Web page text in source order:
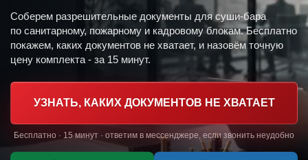
Соберем разрешительные документы для суши-бара
по санитарному, пожарному и кадровому блокам. Бесплатно
покажем, каких документов не хватает, и назовём точную
цену комплекта - за 15 минут.
УЗНАТЬ, КАКИХ ДОКУМЕНТОВ НЕ ХВАТАЕТ
Бесплатно · 15 минут · ответим в мессенджере, если звонить неудобно